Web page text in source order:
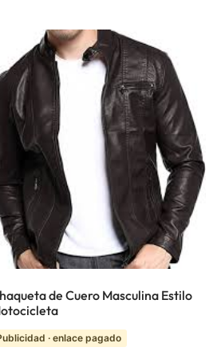
de Cuero Masculina Estilo
· enlace pagado